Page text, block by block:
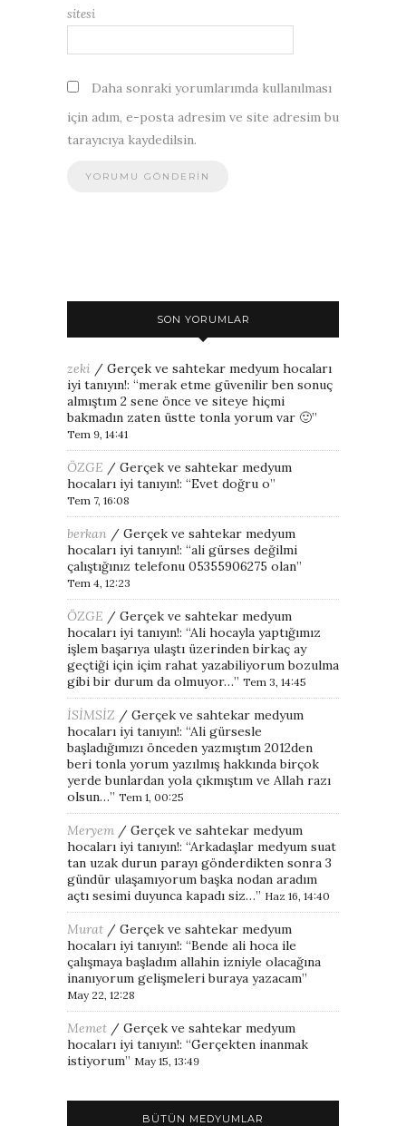
sitesi
Daha sonraki yorumlarımda kullanılması
için adım, e-posta adresim ve site adresim bu
tarayıcıya kaydedilsin.
SON YORUMLAR
zeki / Gerçek ve sahtekar medyum hocaları
iyi tanıyın!: “merak etme güvenilir ben sonuç
almıştım 2 sene önce ve siteye hiçmi
bakmadın zaten üstte tonla yorum var 🙂”
Tem 9, 14:41
ÖZGE / Gerçek ve sahtekar medyum
hocaları iyi tanıyın!: “Evet doğru o”
Tem 7, 16:08
berkan / Gerçek ve sahtekar medyum
hocaları iyi tanıyın!: “ali gürses değilmi
çalıştığınız telefonu 05355906275 olan”
Tem 4, 12:23
ÖZGE / Gerçek ve sahtekar medyum
hocaları iyi tanıyın!: “Ali hocayla yaptığımız
işlem başarıya ulaştı üzerinden birkaç ay
geçtiği için içim rahat yazabiliyorum bozulma
gibi bir durum da olmuyor…” Tem 3, 14:45
İSİMSİZ / Gerçek ve sahtekar medyum
hocaları iyi tanıyın!: “Ali gürsesle
başladığımızı önceden yazmıştım 2012den
beri tonla yorum yazılmış hakkında birçok
yerde bunlardan yola çıkmıştım ve Allah razı
olsun…” Tem 1, 00:25
Meryem / Gerçek ve sahtekar medyum
hocaları iyi tanıyın!: “Arkadaşlar medyum suat
tan uzak durun parayı gönderdikten sonra 3
gündür ulaşamıyorum başka nodan aradım
açtı sesimi duyunca kapadı siz…” Haz 16, 14:40
Murat / Gerçek ve sahtekar medyum
hocaları iyi tanıyın!: “Bende ali hoca ile
çalışmaya başladım allahin izniyle olacağına
inanıyorum gelişmeleri buraya yazacam”
May 22, 12:28
Memet / Gerçek ve sahtekar medyum
hocaları iyi tanıyın!: “Gerçekten inanmak
istiyorum” May 15, 13:49
BÜTÜN MEDYUMLAR